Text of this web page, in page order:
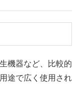
機器など、比較的
途で広く使用され